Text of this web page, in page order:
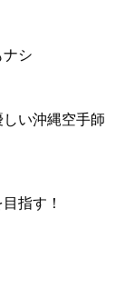
シ
い沖縄空手師
指す！